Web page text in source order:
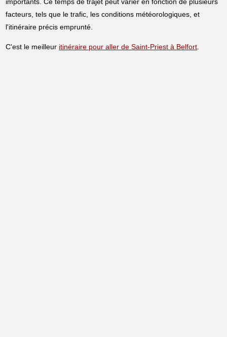
importants. Ce temps de trajet peut varier en fonction de plusieurs
facteurs, tels que le trafic, les conditions météorologiques, et
l'itinéraire précis emprunté.
C'est le meilleur itinéraire pour aller de Saint-Priest à Belfort.